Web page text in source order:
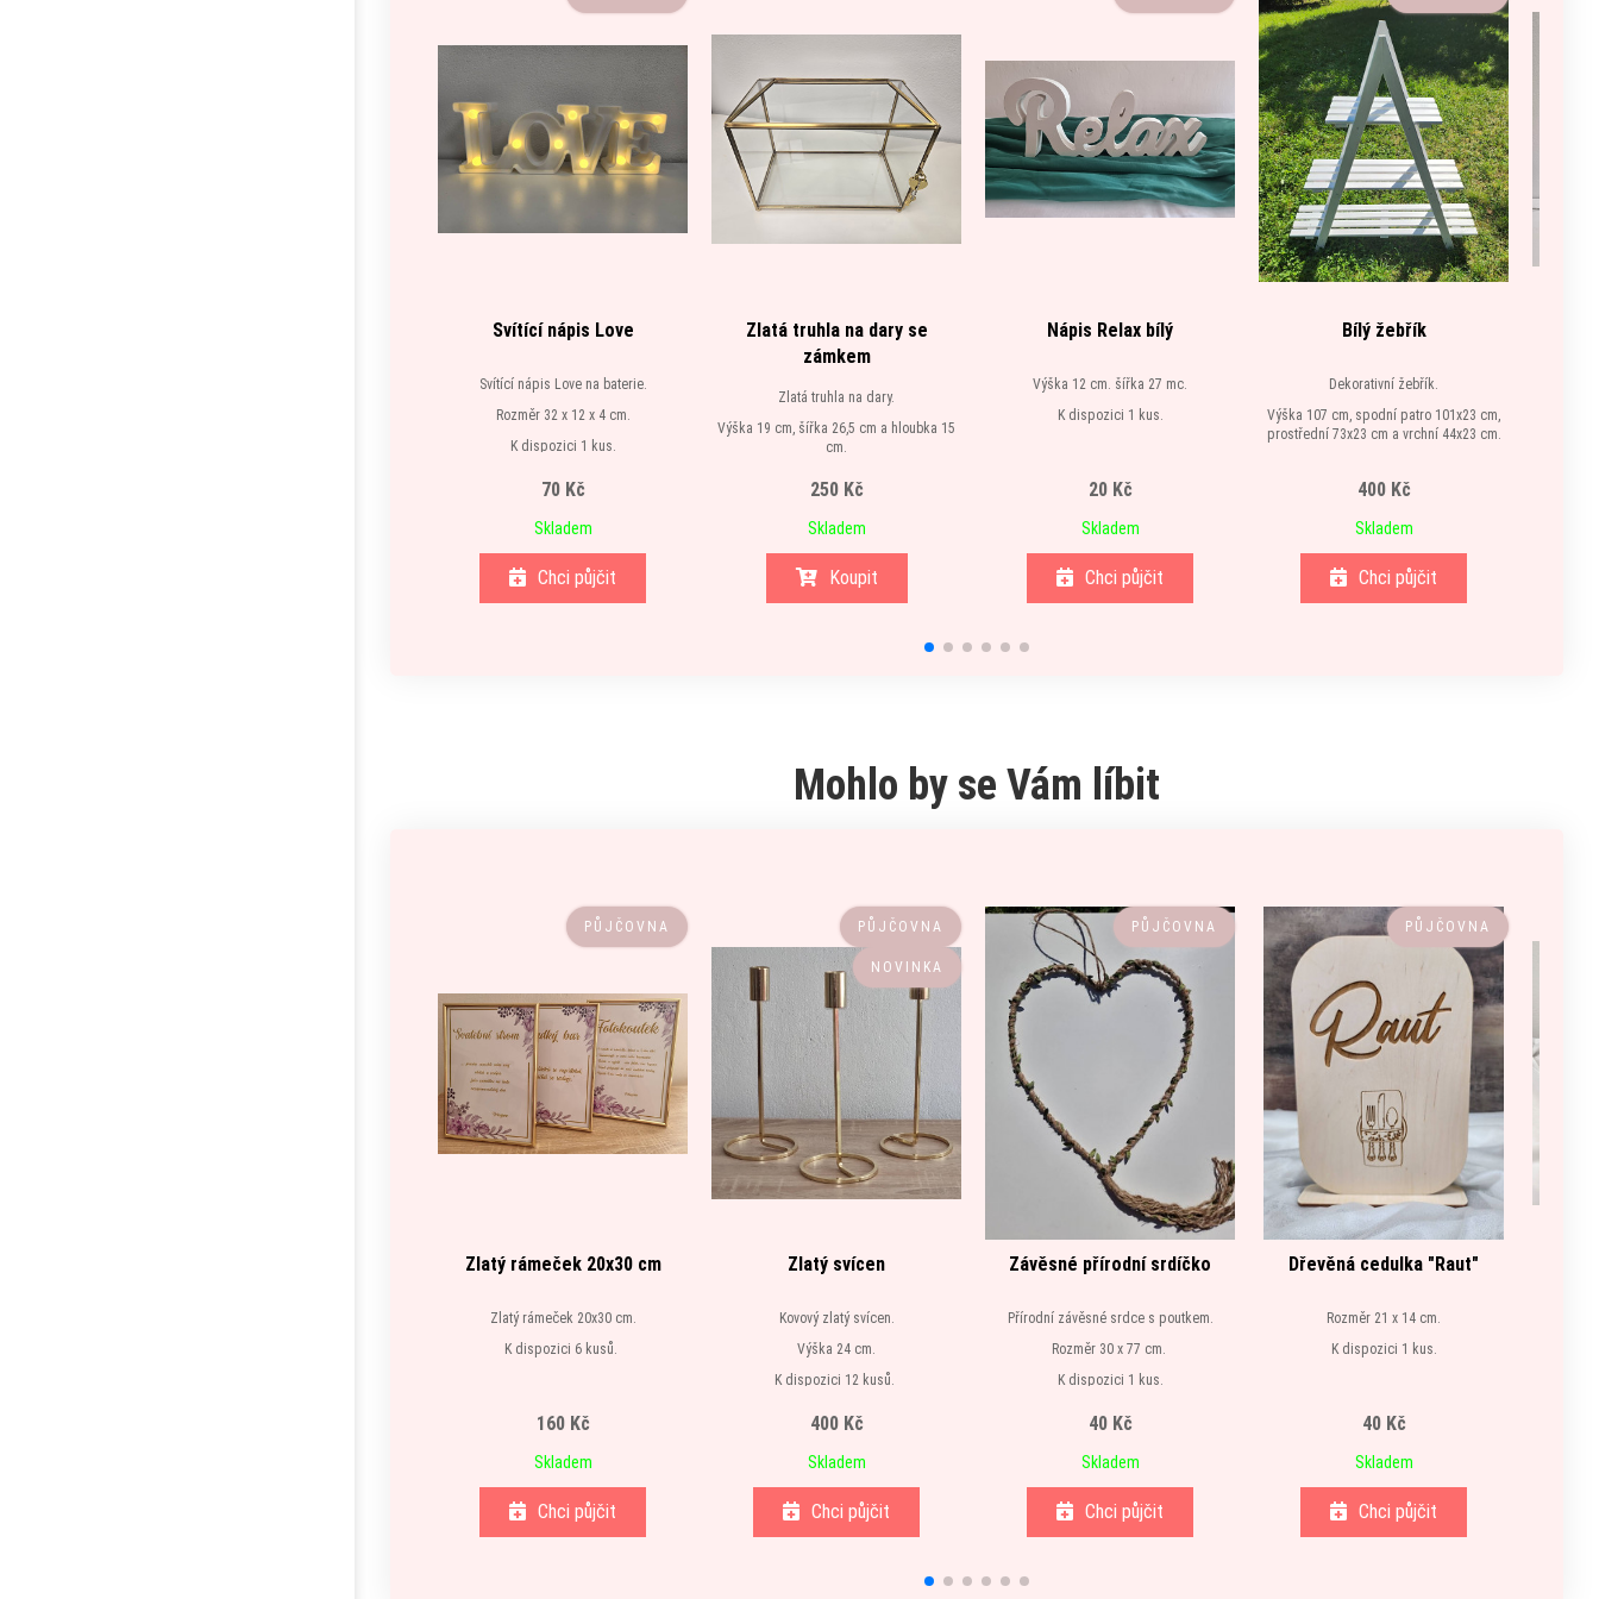
Svítící nápis Love
Svítící nápis Love na baterie.
Rozměr 32 x 12 x 4 cm.
K dispozici 1 kus.
70 Kč
Skladem
Chci půjčit
Zlatá truhla na dary se
zámkem
Zlatá truhla na dary.
Výška 19 cm, šířka 26,5 cm a hloubka 15
cm.
K dispozici 1 kus.
250 Kč
Skladem
Koupit
Nápis Relax bílý
Výška 12 cm. šířka 27 mc.
K dispozici 1 kus.
20 Kč
Skladem
Chci půjčit
Bílý žebřík
Dekorativní žebřík.
Výška 107 cm, spodní patro 101x23 cm,
prostřední 73x23 cm a vrchní 44x23 cm.
400 Kč
Skladem
Chci půjčit
Mohlo by se Vám líbit
PŮJČOVNA
Zlatý rámeček 20x30 cm
Zlatý rámeček 20x30 cm.
K dispozici 6 kusů.
160 Kč
Skladem
Chci půjčit
PŮJČOVNA
NOVINKA
Zlatý svícen
Kovový zlatý svícen.
Výška 24 cm.
K dispozici 12 kusů.
400 Kč
Skladem
Chci půjčit
PŮJČOVNA
Závěsné přírodní srdíčko
Přírodní závěsné srdce s poutkem.
Rozměr 30 x 77 cm.
K dispozici 1 kus.
40 Kč
Skladem
Chci půjčit
PŮJČOVNA
Dřevěná cedulka "Raut"
Rozměr 21 x 14 cm.
K dispozici 1 kus.
40 Kč
Skladem
Chci půjčit